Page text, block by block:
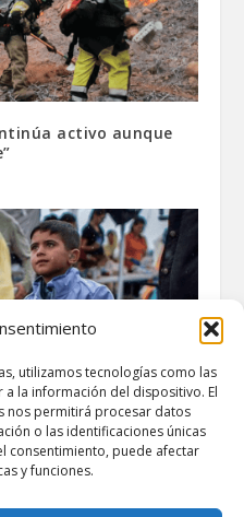
utilizamos tecnologías como las
la información del dispositivo. El
nos permitirá procesar datos
o las identificaciones únicas
consentimiento, puede afectar
y funciones.
activo aunque
de menores viven